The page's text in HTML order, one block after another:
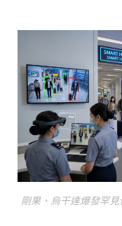
剛果、烏干達爆發罕